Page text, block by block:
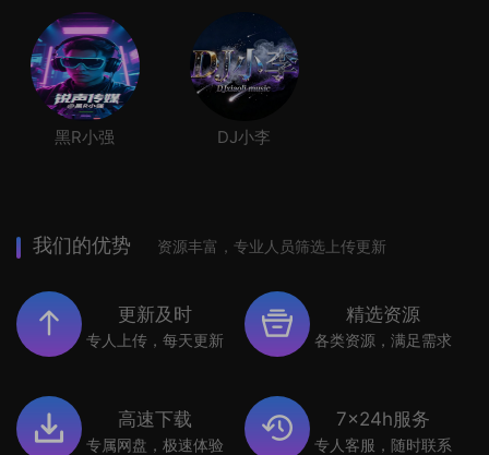
黑R小强 DJ小李
我们的优势 资源丰富，专业人员筛选上传更新
更新及时
专人上传，每天更新
精选资源
各类资源，满足需求
高速下载
专属网盘，极速体验
7x24h服务
专人客服，随时联系